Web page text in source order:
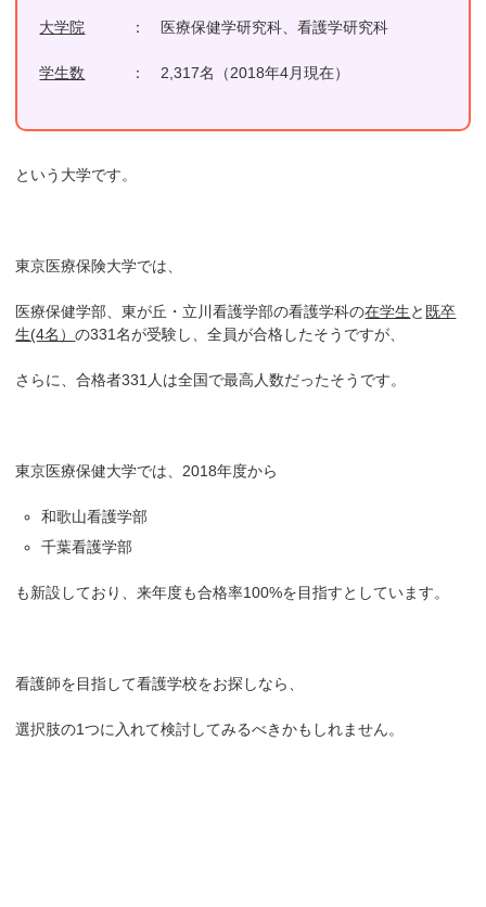
大学院 ： 医療保健学研究科、看護学研究科
学生数 ： 2,317名（2018年4月現在）
という大学です。
東京医療保険大学では、
医療保健学部、東が丘・立川看護学部の看護学科の在学生と 既卒
生(4名）の331名が受験し、全員が合格したそうですが、
さらに、合格者331人は全国で最高人数だったそうです。
東京医療保健大学では、2018年度から
和歌山看護学部
千葉看護学部
も新設しており、来年度も合格率100%を目指すとしています。
看護師を目指して看護学校をお探しなら、
選択肢の1つに入れて検討してみるべきかもしれません。